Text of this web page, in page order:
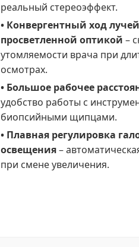
реальный стереоэффект.
• Конвергентный ход
просветленной оптикой –
утомляемости врача при
осмотрах.
• Большое рабочее
удобство работы с
биопсийными щипцами.
• Плавная регулировка
освещения–
при смене увеличения.